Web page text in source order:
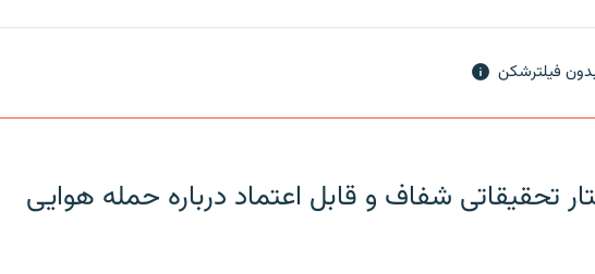
فیلترشکن
تحقیقاتی شفاف و قابل اعتماد درباره حمله هوایی